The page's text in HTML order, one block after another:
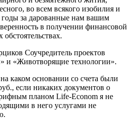
во всем всякого изобилия и
годы за дарованные нам вашим
в получении финансовой
Соучредитель проектов
и «Животворящие технологии».
каком основании со счета были
если никаких документов о
планом Life-Econom я не
в него услугами не